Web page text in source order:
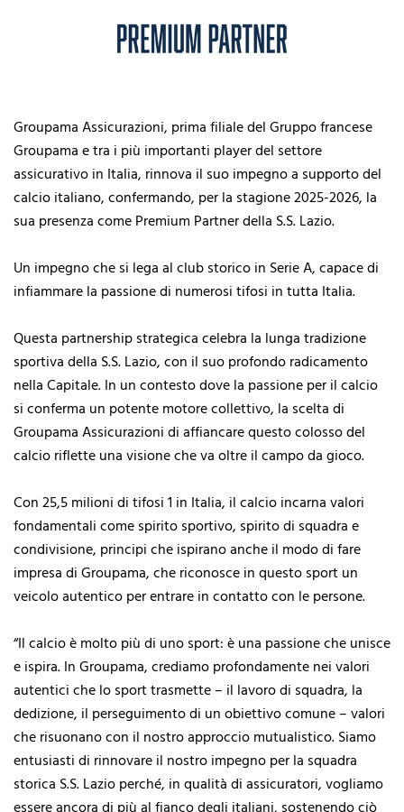
Groupama Assicurazioni, prima filiale del Gruppo francese
Groupama e tra i più importanti player del settore
assicurativo in Italia, rinnova il suo impegno a supporto del
calcio italiano, confermando, per la stagione 2025-2026, la
sua presenza come Premium Partner della S.S. Lazio.
Un impegno che si lega al club storico in Serie A, capace di
infiammare la passione di numerosi tifosi in tutta Italia.
Questa partnership strategica celebra la lunga tradizione
sportiva della S.S. Lazio, con il suo profondo radicamento
nella Capitale. In un contesto dove la passione per il calcio
si conferma un potente motore collettivo, la scelta di
Groupama Assicurazioni di affiancare questo colosso del
calcio riflette una visione che va oltre il campo da gioco.
Con 25,5 milioni di tifosi 1 in Italia, il calcio incarna valori
fondamentali come spirito sportivo, spirito di squadra e
condivisione, principi che ispirano anche il modo di fare
impresa di Groupama, che riconosce in questo sport un
veicolo autentico per entrare in contatto con le persone.
“Il calcio è molto più di uno sport: è una passione che unisce
e ispira. In Groupama, crediamo profondamente nei valori
autentici che lo sport trasmette – il lavoro di squadra, la
dedizione, il perseguimento di un obiettivo comune – valori
che risuonano con il nostro approccio mutualistico. Siamo
entusiasti di rinnovare il nostro impegno per la squadra
storica S.S. Lazio perché, in qualità di assicuratori, vogliamo